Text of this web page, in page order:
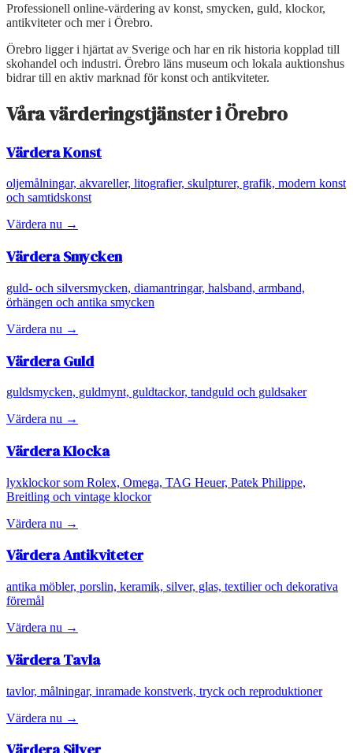
Professionell online-värdering av konst, smycken, guld, klockor,
antikviteter och mer i Örebro.
Örebro ligger i hjärtat av Sverige och har en rik historia kopplad till
skohandel och industri. Örebro läns museum och lokala auktionshus
bidrar till en aktiv marknad för konst och antikviteter.
Våra värderingstjänster iÖrebro
VärderaKonst
oljemålningar, akvareller, litografier, skulpturer, grafik, modern konst
och samtidskonst
Värdera nu →
VärderaSmycken
guld- och silversmycken, diamantringar, halsband, armband,
örhängen och antika smycken
Värdera nu →
VärderaGuld
guldsmycken, guldmynt, guldtackor, tandguld och guldsaker
Värdera nu →
VärderaKlocka
lyxklockor som Rolex, Omega, TAG Heuer, Patek Philippe,
Breitling och vintage klockor
Värdera nu →
VärderaAntikviteter
antika möbler, porslin, keramik, silver, glas, textilier och dekorativa
föremål
Värdera nu →
VärderaTavla
tavlor, målningar, inramade konstverk, tryck och reproduktioner
Värdera nu →